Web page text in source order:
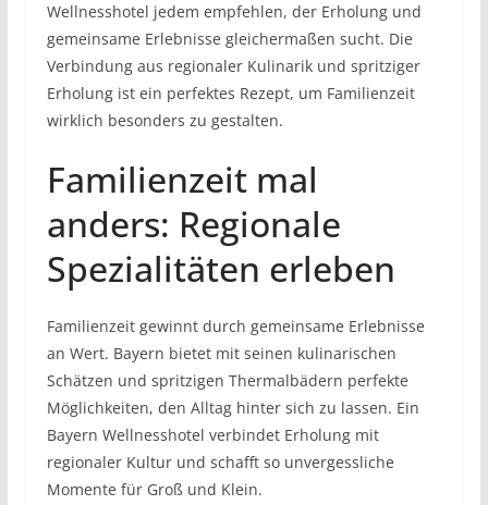
Wellnesshotel jedem empfehlen, der Erholung und
gemeinsame Erlebnisse gleichermaßen sucht. Die
Verbindung aus regionaler Kulinarik und spritziger
Erholung ist ein perfektes Rezept, um Familienzeit
wirklich besonders zu gestalten.
Familienzeit mal
anders: Regionale
Spezialitäten erleben
Familienzeit gewinnt durch gemeinsame Erlebnisse
an Wert. Bayern bietet mit seinen kulinarischen
Schätzen und spritzigen Thermalbädern perfekte
Möglichkeiten, den Alltag hinter sich zu lassen. Ein
Bayern Wellnesshotel verbindet Erholung mit
regionaler Kultur und schafft so unvergessliche
Momente für Groß und Klein.